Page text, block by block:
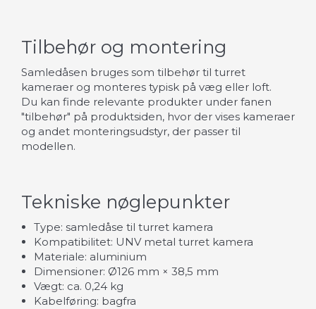
Tilbehør og montering
Samledåsen bruges som tilbehør til turret
kameraer og monteres typisk på væg eller loft.
Du kan finde relevante produkter under fanen
"tilbehør" på produktsiden, hvor der vises kameraer
og andet monteringsudstyr, der passer til
modellen.
Tekniske nøglepunkter
Type: samledåse til turret kamera
Kompatibilitet: UNV metal turret kamera
Materiale: aluminium
Dimensioner: Ø126 mm × 38,5 mm
Vægt: ca. 0,24 kg
Kabelføring: bagfra